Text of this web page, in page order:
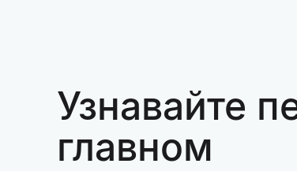
Узнавайте
главном